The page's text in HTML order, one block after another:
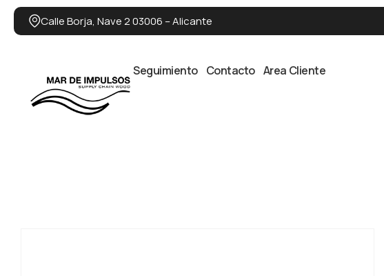
Calle Borja, Nave 2 03006 – Alicante
Seguimiento Contacto Area Cliente